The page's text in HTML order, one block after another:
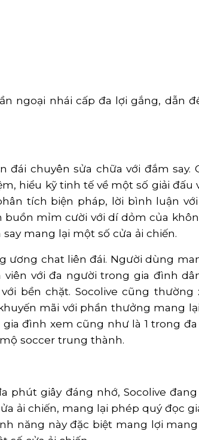
ngoại nhái cấp đa lợi gắng, dẫn
chuyên sửa chữa với đắm say.
hiểu kỹ tinh tế về một số giải đấu
tích biện pháp, lời bình luận
buồn mỉm cười với dí dỏm của
mang lại một số cửa ải chiến.
ương chat liên đái. Người dùng
với đa người trong gia đình
bền chặt. Socolive cũng thường
mãi với phần thưởng mang
đình xem cũng như là 1 trong
soccer trung thành.
giây đáng nhớ, Socolive đang
ải chiến, mang lại phép quý đọc
năng này đặc biệt mang lợi mang